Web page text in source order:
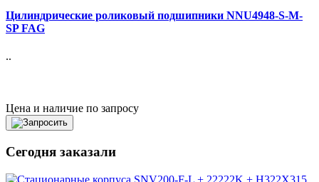
Цилиндрические роликовый подшипники NNU4948-S-M-
SP FAG
..
Цена и наличие по запросу
Сегодня заказали